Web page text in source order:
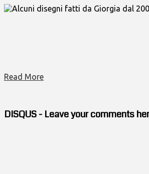
Alcuni disegni fatti da Giorgia dal
Read More
DISQUS - Leave your comments